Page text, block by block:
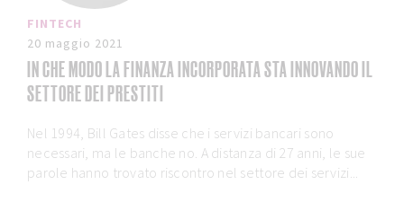
FINTECH
20 maggio 2021
IN CHE MODO LA FINANZA INCORPORATA STA INNOVANDO IL
SETTORE DEI PRESTITI
Nel 1994, Bill Gates disse che i servizi bancari sono
necessari, ma le banche no. A distanza di 27 anni, le sue
parole hanno trovato riscontro nel settore dei servizi...